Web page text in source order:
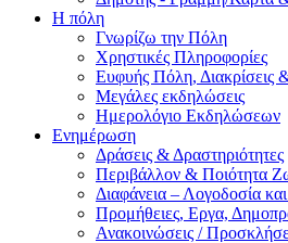
Η πόλη
Γνωρίζω την Πόλη
Χρηστικές Πληροφορίες
Ευφυής Πόλη, Διακρίσεις
Μεγάλες εκδηλώσεις
Ημερολόγιο Εκδηλώσεων
Ενημέρωση
Δράσεις & Δραστηριότητες
Περιβάλλον & Ποιότητα
Διαφάνεια – Λογοδοσία
Προμήθειες, Εργα,
Ανακοινώσεις /